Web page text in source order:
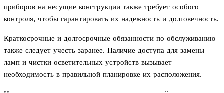
приборов на несущие конструкции также требует особого
контроля, чтобы гарантировать их надежность и долговечность.
Краткосрочные и долгосрочные обязанности по обслуживанию
также следует учесть заранее. Наличие доступа для замены
ламп и чистки осветительных устройств вызывает
необходимость в правильной планировке их расположения.